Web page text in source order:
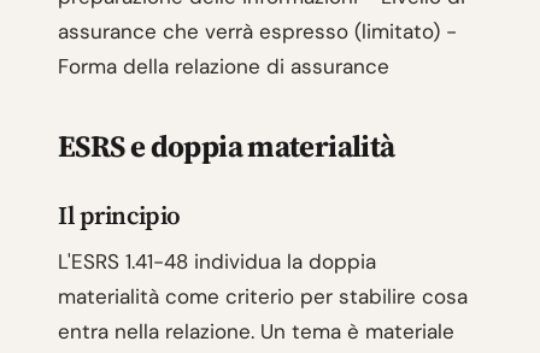
assurance che verrà espresso (limitato) -
Forma della relazione di assurance
ESRS e doppia materialità
Il principio
L'ESRS 1.41-48 individua la doppia
materialità come criterio per stabilire cosa
entra nella relazione. Un tema è materiale